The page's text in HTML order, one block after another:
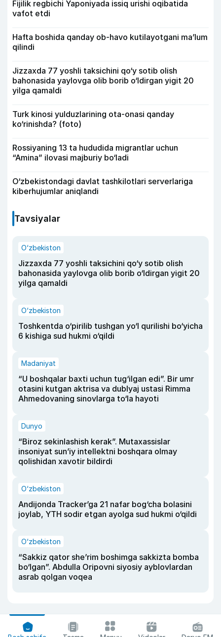
Fijilik regbichi Yaponiyada issiq urishi oqibatida
vafot etdi
Hafta boshida qanday ob-havo kutilayotgani ma’lum
qilindi
Jizzaxda 77 yoshli taksichini qo‘y sotib olish
bahonasida yaylovga olib borib o‘ldirgan yigit 20
yilga qamaldi
Turk kinosi yulduzlarining ota-onasi qanday
ko‘rinishda? (foto)
Rossiyaning 13 ta hududida migrantlar uchun
“Amina” ilovasi majburiy bo‘ladi
O‘zbekistondagi davlat tashkilotlari serverlariga
kiberhujumlar aniqlandi
Tavsiyalar
O‘zbekiston
Jizzaxda 77 yoshli taksichini qo‘y sotib olish
bahonasida yaylovga olib borib o‘ldirgan yigit 20
yilga qamaldi
O‘zbekiston
Toshkentda o‘pirilib tushgan yo‘l qurilishi bo‘yicha
6 kishiga sud hukmi o‘qildi
Madaniyat
“U boshqalar baxti uchun tug‘ilgan edi”. Bir umr
otasini kutgan aktrisa va dublyaj ustasi Rimma
Ahmedovaning sinovlarga to‘la hayoti
Dunyo
“Biroz sekinlashish kerak”. Mutaxassislar
insoniyat sun’iy intellektni boshqara olmay
qolishidan xavotir bildirdi
O‘zbekiston
Andijonda Tracker’ga 21 nafar bog‘cha bolasini
joylab, YTH sodir etgan ayolga sud hukmi o‘qildi
O‘zbekiston
“Sakkiz qator she’rim boshimga sakkizta bomba
bo‘lgan”. Abdulla Oripovni siyosiy ayblovlardan
asrab qolgan voqea